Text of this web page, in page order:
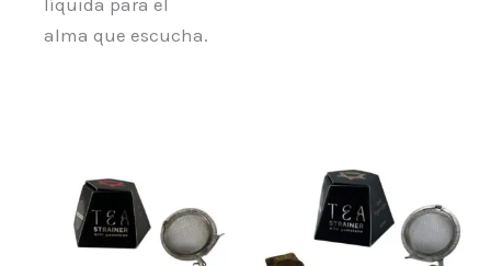
alma que escucha.